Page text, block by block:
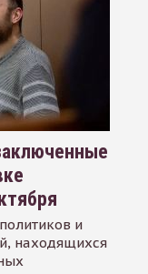
и
находящихся